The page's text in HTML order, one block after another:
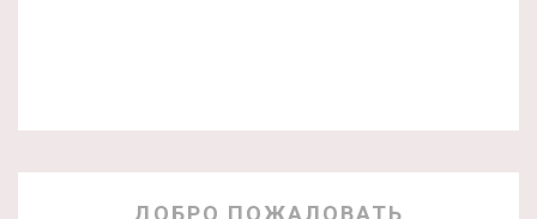
ДОБРО ПОЖАЛОВАТЬ